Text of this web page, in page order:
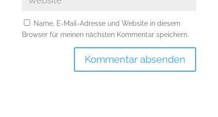
Name, E-Mail-Adresse und Website in diesem
Browser für meinen nächsten Kommentar speichern.